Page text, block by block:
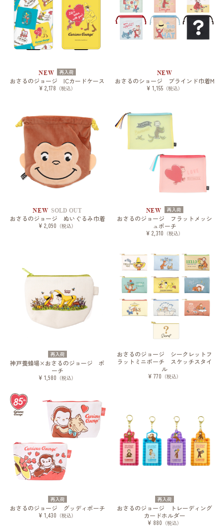
NEW 再入荷
おさるのジョージ ICカードケース
¥ 2,178 （税込）
NEW
おさるのショージ ブラインド巾着M
¥ 1,155 （税込）
NEW SOLD OUT
おさるのジョージ ぬいぐるみ巾着
¥ 2,090 （税込）
NEW 再入荷
おさるのジョージ フラットメッシ
ュポーチ
¥ 2,310 （税込）
再入荷
神戸養蜂場×おさるのジョージ ポ
ーチ
¥ 1,980 （税込）
おさるのジョージ シークレットフ
ラットミニポーチ スケッチスタイ
ル
¥ 770 （税込）
再入荷
おさるのジョージ グッディポーチ
¥ 1,430 （税込）
再入荷
おさるのジョージ トレーディング
カードホルダー
¥ 880 （税込）